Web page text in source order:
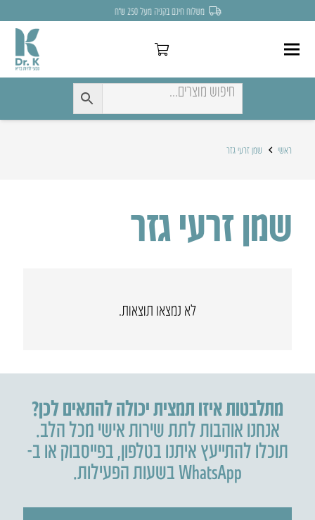
משלוח חינם בקניה מעל 250 ש״ח
ראשי שמן זרעי גזר
שמן זרעי גזר
לא נמצאו תוצאות.
מתלבטות איזו תמצית יכולה להתאים לכן?
אנחנו אוהבות לתת שירות אישי מכל הלב.
תוכלו להתייעץ איתנו בטלפון,בפייסבוק או ב-
WhatsApp בשעות הפעילות.